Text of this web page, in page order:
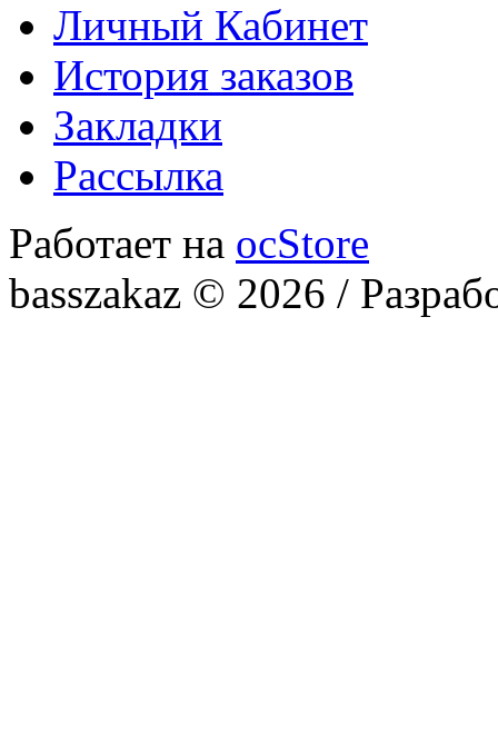
Личный Кабинет
История заказов
Закладки
Рассылка
Работает на ocStore
basszakaz © 2026 /